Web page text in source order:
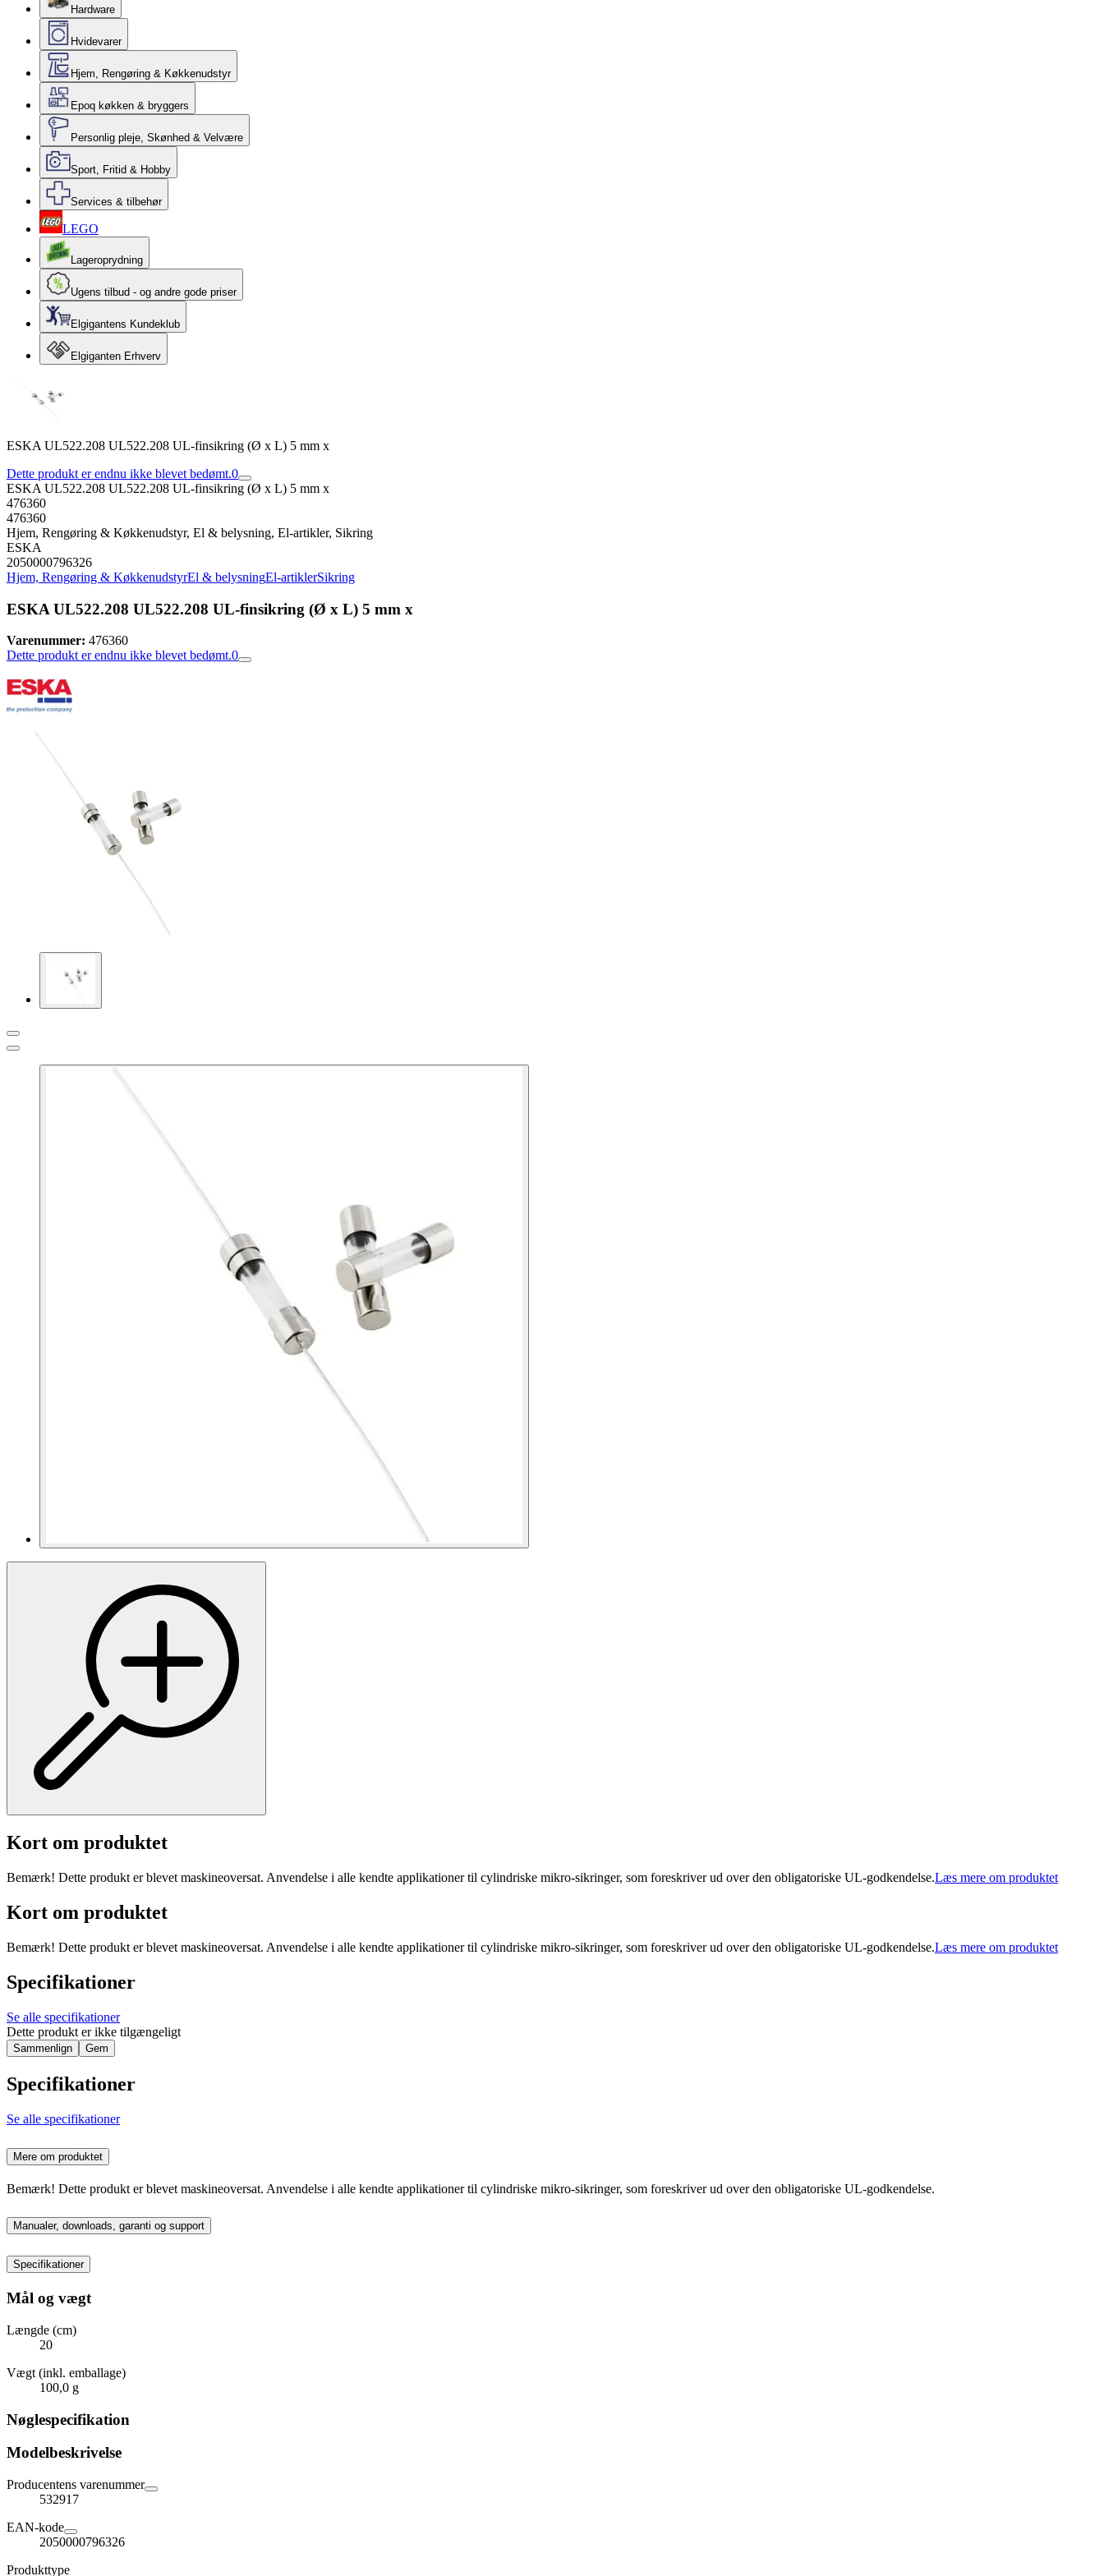
Hardware
Hvidevarer
Hjem, Rengøring & Køkkenudstyr
Epoq køkken & bryggers
Personlig pleje, Skønhed & Velvære
Sport, Fritid & Hobby
Services & tilbehør
LEGO
Lageroprydning
Ugens tilbud - og andre gode priser
Elgigantens Kundeklub
Elgiganten Erhverv
ESKA UL522.208 UL522.208 UL-finsikring (Ø x L) 5 mm x
Dette produkt er endnu ikke blevet bedømt.0
ESKA UL522.208 UL522.208 UL-finsikring (Ø x L) 5 mm x
476360
476360
Hjem, Rengøring & Køkkenudstyr, El & belysning, El-artikler, Sikring
ESKA
2050000796326
Hjem, Rengøring & KøkkenudstyrEl & belysningEl-artiklerSikring
ESKA UL522.208 UL522.208 UL-finsikring (Ø x L) 5 mm x
Varenummer: 476360
Dette produkt er endnu ikke blevet bedømt.0
Kort om produktet
Bemærk! Dette produkt er blevet maskineoversat. Anvendelse i alle kendte applikationer til cylindriske mikro-sikringer, som foreskriver ud over den obligatoriske UL-godkendelse.Læs mere om produktet
Kort om produktet
Bemærk! Dette produkt er blevet maskineoversat. Anvendelse i alle kendte applikationer til cylindriske mikro-sikringer, som foreskriver ud over den obligatoriske UL-godkendelse.Læs mere om produktet
Specifikationer
Se alle specifikationer
Dette produkt er ikke tilgængeligt
Sammenlign Gem
Specifikationer
Se alle specifikationer
Mere om produktet
Bemærk! Dette produkt er blevet maskineoversat. Anvendelse i alle kendte applikationer til cylindriske mikro-sikringer, som foreskriver ud over den obligatoriske UL-godkendelse.
Manualer, downloads, garanti og support
Specifikationer
Mål og vægt
Længde (cm)
20
Vægt (inkl. emballage)
100,0 g
Nøglespecifikation
Modelbeskrivelse
Producentens varenummer
532917
EAN-kode
2050000796326
Produkttype